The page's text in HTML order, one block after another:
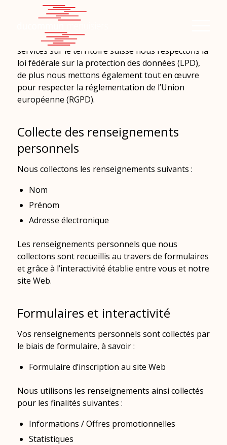
En tant qu’entreprise suisse proposant ses
services sur le territoire suisse nous respectons la
loi fédérale sur la protection des données (LPD),
de plus nous mettons également tout en œuvre
pour respecter la réglementation de l’Union
européenne (RGPD).
Collecte des renseignements
personnels
Nous collectons les renseignements suivants :
Nom
Prénom
Adresse électronique
Les renseignements personnels que nous
collectons sont recueillis au travers de formulaires
et grâce à l’interactivité établie entre vous et notre
site Web.
Formulaires et interactivité
Vos renseignements personnels sont collectés par
le biais de formulaire, à savoir :
Formulaire d’inscription au site Web
Nous utilisons les renseignements ainsi collectés
pour les finalités suivantes :
Informations / Offres promotionnelles
Statistiques